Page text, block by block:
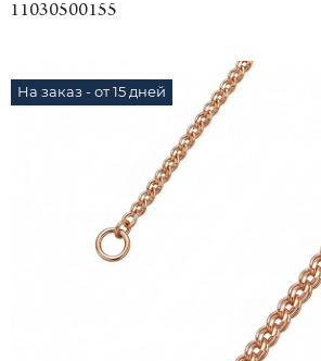
11030500155
На заказ - от 15 дней